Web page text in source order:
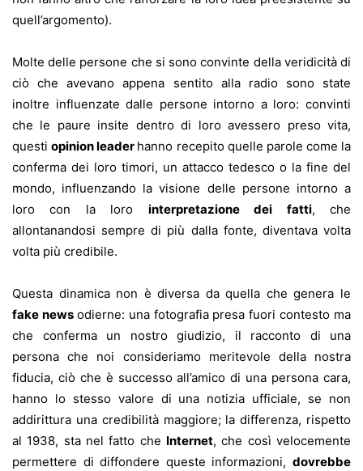
quell’argomento).
Molte delle persone che si sono convinte della veridicità di
ciò che avevano appena sentito alla radio sono state
inoltre influenzate dalle persone intorno a loro: convinti
che le paure insite dentro di loro avessero preso vita,
questiopinion leader hanno recepito quelle parole come la
conferma dei loro timori, un attacco tedesco o la fine del
mondo, influenzando la visione delle persone intorno a
loro con la loro interpretazione dei fatti, che
allontanandosi sempre di più dalla fonte, diventava volta
volta più credibile.
Questa dinamica non è diversa da quella che genera le
fake news odierne: una fotografia presa fuori contesto ma
che conferma un nostro giudizio, il racconto di una
persona che noi consideriamo meritevole della nostra
fiducia, ciò che è successo all’amico di una persona cara,
hanno lo stesso valore di una notizia ufficiale, se non
addirittura una credibilità maggiore; la differenza, rispetto
al 1938, sta nel fatto che Internet, che così velocemente
permettere di diffondere queste informazioni, dovrebbe